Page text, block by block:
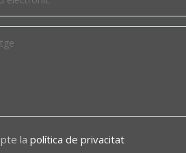
la política de privacitat